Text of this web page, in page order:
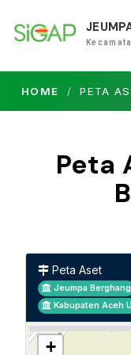
HOME PETA
Peta
Peta Aset
Jeumpa Berghang
Kabupaten Aceh
+